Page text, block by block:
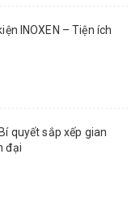
INOXEN – Tiện ích
quyết sắp xếp gian
đại